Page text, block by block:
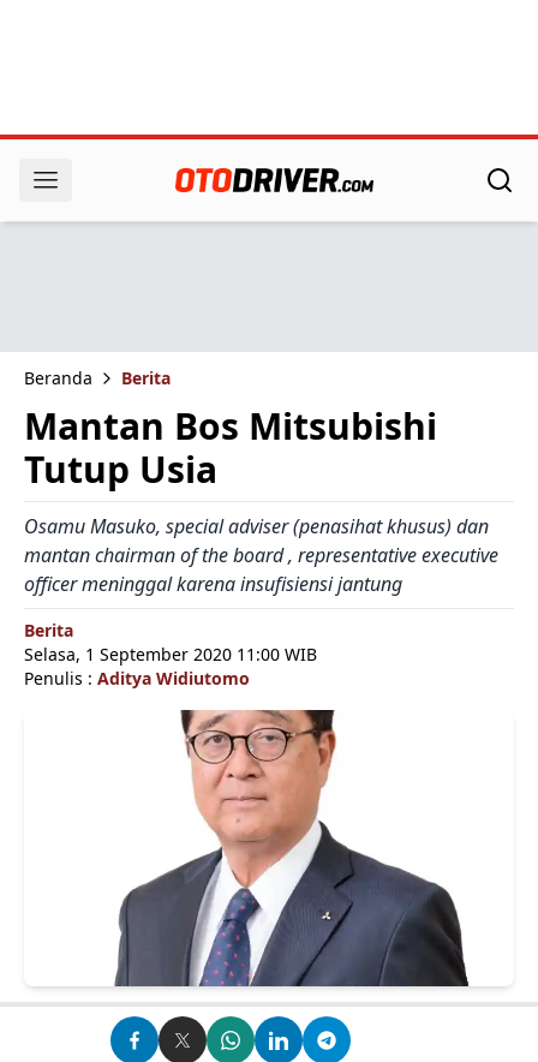
Beranda Berita
Mantan Bos Mitsubishi
Tutup Usia
Osamu Masuko, special adviser (penasihat khusus) dan
mantan chairman of the board , representative executive
officer meninggal karena insufisiensi jantung
Berita
Selasa, 1 September 2020 11:00 WIB
Penulis : Aditya Widiutomo